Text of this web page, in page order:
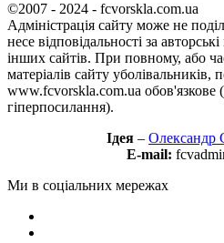
©2007 - 2024 - fcvorskla.com.ua
Адміністрація сайту може не
несе відповідальності за
інших сайтів. При повному, або
матеріалів сайту уболівальників,
www.fcvorskla.com.ua обов'язкове
гіперпосилання).
Ідея – Олександр
E-mail:
Ми в соціальних мережах